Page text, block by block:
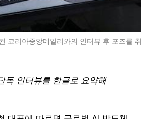
코리아중앙데일리와의 인터뷰 후 포즈를 취
독 인터뷰를 한글로 요약해